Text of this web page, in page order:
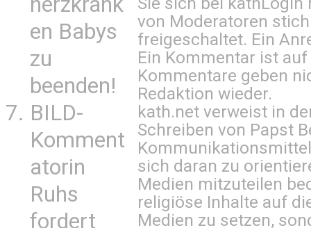
en Babys
zu
beenden!
BILD-
Komment
atorin
Ruhs
fordert
von Moderatoren
freigeschaltet. Ein
Ein Kommentar ist
Kommentare geben
Redaktion wieder.
kath.net verweist in
Schreiben von Papst
sich daran zu
Medien mitzuteilen
religiöse Inhalte auf
Medien zu setzen,